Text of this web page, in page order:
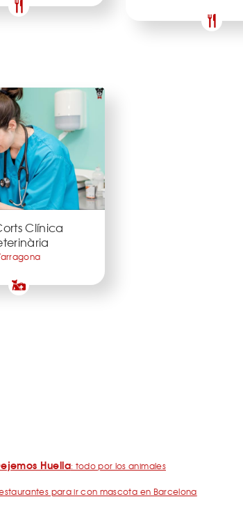
Clínica
Huella: todo por los animales
para ir con mascota en Barcelona